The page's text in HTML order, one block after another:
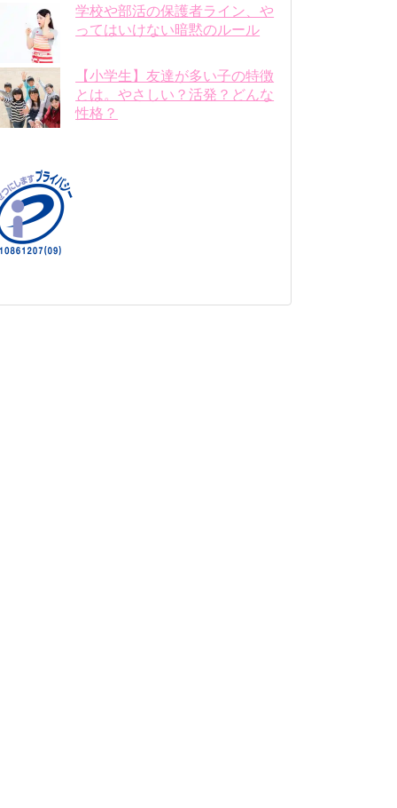
学校や部活の保護者ライン、や
ってはいけない暗黙のルール
【小学生】友達が多い子の特徴
とは。やさしい？活発？どんな
性格？